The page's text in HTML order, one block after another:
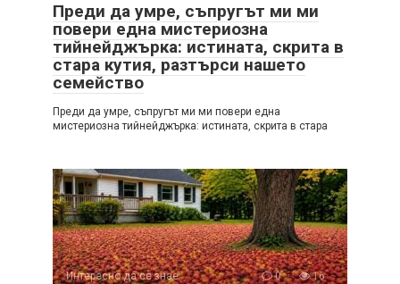
Преди да умре, съпругът ми ми
повери една мистериозна
тийнейджърка: истината, скрита в
стара кутия, разтърси нашето
семейство
Преди да умре, съпругът ми ми повери една
мистериозна тийнейджърка: истината, скрита в стара
Интересно да се знае 0 16